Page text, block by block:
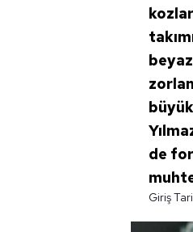
de
Giriş